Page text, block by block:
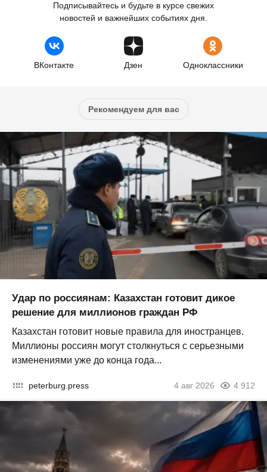
Подписывайтесь и будьте в курсе свежих
новостей и важнейших событиях дня.
ВКонтакте Дзен Одноклассники
Рекомендуем для вас
Удар по россиянам: Казахстан готовит дикое
решение для миллионов граждан РФ
Казахстан готовит новые правила для иностранцев.
Миллионы россиян могут столкнуться с серьезными
изменениями уже до конца года...
peterburg.press 4 авг 2026 4 912